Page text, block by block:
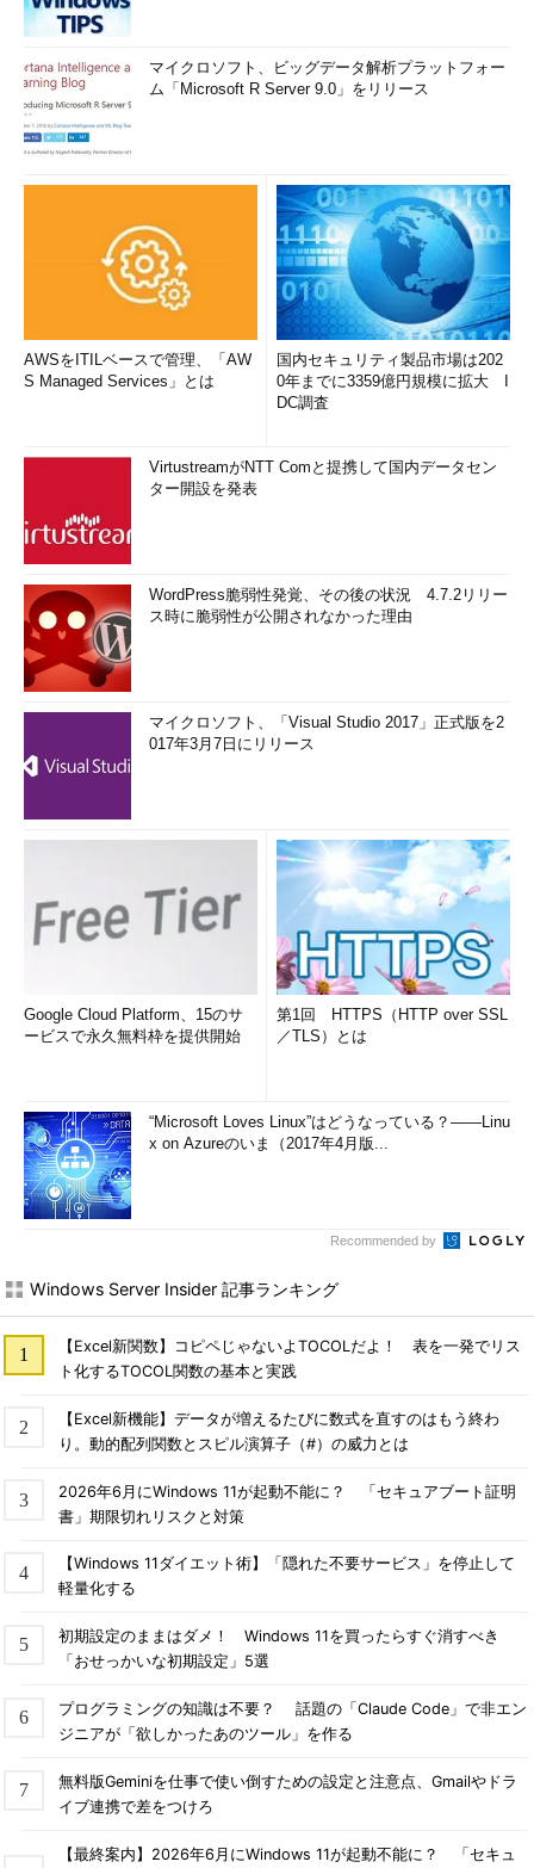
マイクロソフト、ビッグデータ解析プラットフォー
ム「Microsoft R Server 9.0」をリリース
AWSをITILベースで管理、「AW
S Managed Services」とは
国内セキュリティ製品市場は202
0年までに3359億円規模に拡大 I
DC調査
VirtustreamがNTT Comと提携して国内データセン
ター開設を発表
WordPress脆弱性発覚、その後の状況 4.7.2リリー
ス時に脆弱性が公開されなかった理由
マイクロソフト、「Visual Studio 2017」正式版を2
017年3月7日にリリース
Google Cloud Platform、15のサ
ービスで永久無料枠を提供開始
第1回 HTTPS（HTTP over SSL
／TLS）とは
“Microsoft Loves Linux”はどうなっている？――Linu
x on Azureのいま（2017年4月版...
Recommended by
Windows Server Insider 記事ランキング
【Excel新関数】コピペじゃないよTOCOLだよ！ 表を一発でリス
ト化するTOCOL関数の基本と実践
【Excel新機能】データが増えるたびに数式を直すのはもう終わ
り。動的配列関数とスピル演算子（#）の威力とは
2026年6月にWindows 11が起動不能に？ 「セキュアブート証明
書」期限切れリスクと対策
【Windows 11ダイエット術】「隠れた不要サービス」を停止して
軽量化する
初期設定のままはダメ！ Windows 11を買ったらすぐ消すべき
「おせっかいな初期設定」5選
プログラミングの知識は不要？ 話題の「Claude Code」で非エン
ジニアが「欲しかったあのツール」を作る
無料版Geminiを仕事で使い倒すための設定と注意点、Gmailやドラ
イブ連携で差をつけろ
【最終案内】2026年6月にWindows 11が起動不能に？ 「セキュ